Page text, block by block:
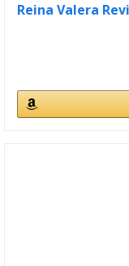
Reina Valera